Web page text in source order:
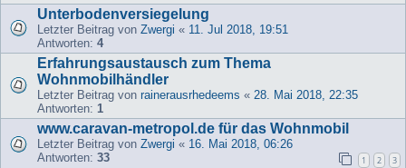
Unterbodenversiegelung
Letzter Beitrag von Zwergi « 11. Jul 2018, 19:51
Antworten: 4
Erfahrungsaustausch zum Thema
Wohnmobilhändler
Letzter Beitrag von rainerausrhedeems « 28. Mai 2018, 22:35
Antworten: 1
www.caravan-metropol.de für das Wohnmobil
Letzter Beitrag von Zwergi « 16. Mai 2018, 06:26
Antworten: 33 1 2 3